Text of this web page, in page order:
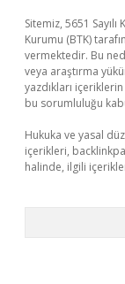
Sitemiz, 5651
Kurumu (BTK)
vermektedir. Bu
veya araştırma
yazdıkları
bu sorumluluğu
Hukuka ve yasal
içerikleri,
halinde, ilgili